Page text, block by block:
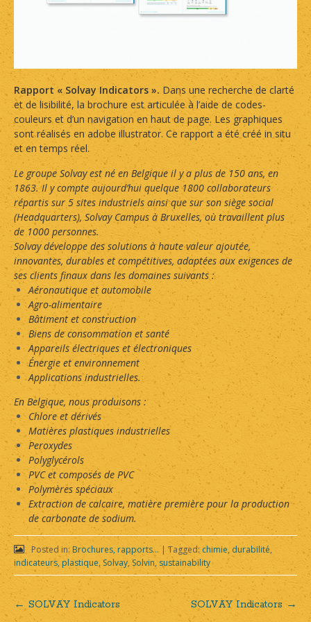
Rapport « Solvay Indicators ». Dans une recherche de clarté
et de lisibilité, la brochure est articulée à l’aide de codes-
couleurs et d’un navigation en haut de page. Les graphiques
sont réalisés en adobe illustrator. Ce rapport a été créé in situ
et en temps réel.
Le groupe Solvay est né en Belgique il y a plus de 150 ans, en
1863. Il y compte aujourd’hui quelque 1800 collaborateurs
répartis sur 5 sites industriels ainsi que sur son siège social
(Headquarters), Solvay Campus à Bruxelles, où travaillent plus
de 1000 personnes.
Solvay développe des solutions à haute valeur ajoutée,
innovantes, durables et compétitives, adaptées aux exigences de
ses clients finaux dans les domaines suivants :
Aéronautique et automobile
Agro-alimentaire
Bâtiment et construction
Biens de consommation et santé
Appareils électriques et électroniques
Énergie et environnement
Applications industrielles.
En Belgique, nous produisons :
Chlore et dérivés
Matières plastiques industrielles
Peroxydes
Polyglycérols
PVC et composés de PVC
Polymères spéciaux
Extraction de calcaire, matière première pour la production
de carbonate de sodium.
Posted in: Brochures, rapports... | Tagged: chimie, durabilité,
indicateurs, plastique, Solvay, Solvin, sustainability
Post
← SOLVAY Indicators SOLVAY Indicators →